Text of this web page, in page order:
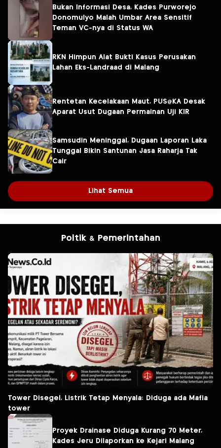
Bukan Informasi Desa, Kades Purworejo
Donomulyo Malah Umbar Area Sensitif
Teman VC-nya di Status WA
RKN Himpun Alat Bukti Kasus Perusakan
Lahan Eks-Landraad di Malang
Rentetan Kecelakaan Maut, PUS@KA Desak
Aparat Usut Dugaan Permainan Uji KIR
Samsudin Meninggal, Dugaan Laporan Laka
Tunggal Bikin Santunan Jasa Raharja Tak
Cair
Lihat Semua
Poltik & Pemerintahan
Tower Disegel, Listrik Tetap Menyala: Diduga ada Mafia
tower
Proyek Drainase Diduga Kurang 70 Meter,
Kades Jeru Dilaporkan ke Kejari Malang